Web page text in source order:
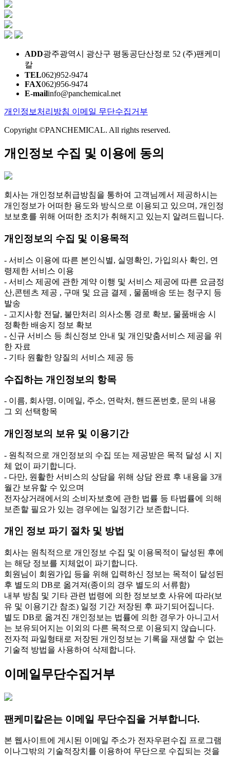
ADD광주광역시 광산구 평동공단산정로 52 (주)팬케미
칼
TEL062)952-9474
FAX062)956-9474
E-mailinfo@panchemical.net
개인정보처리방침 이메일 무단수집거부
Copyright ©PANCHEMICAL. All rights reserved.
개인정보 수집 및 이용에 동의
회사는 개인정보취급방침을 통하여 고객님께서 제공하시는
개인정보가 어떠한 용도와 방식으로 이용되고 있으며, 개인정
보보호를 위해 어떠한 조치가 취해지고 있는지 알려드립니다.
개인정보의 수집 및 이용목적
- 서비스 이용에 따른 본인식별, 실명확인, 가입의사 확인, 연
령제한 서비스 이용
- 서비스 제공에 관한 계약 이행 및 서비스 제공에 따른 요금정
산,콘텐츠 제공 , 구매 및 요금 결제 , 물품배송 또는 청구지 등
발송
- 고지사항 전달, 불만처리 의사소통 경로 확보, 물품배송 시
정확한 배송지 정보 확보
- 신규 서비스 등 최신정보 안내 및 개인맞춤서비스 제공을 위
한 자료
- 기타 원활한 양질의 서비스 제공 등
수집하는 개인정보의 항목
- 이름, 회사명, 이메일, 주소, 연락처, 핸드폰번호, 문의 내용
그 외 선택항목
개인정보의 보유 및 이용기간
- 원칙적으로 개인정보의 수집 또는 제공받은 목적 달성 시 지
체 없이 파기합니다.
- 다만, 원활한 서비스의 상담을 위해 상담 완료 후 내용을 3개
월간 보유할 수 있으며
전자상거래에서의 소비자보호에 관한 법률 등 타법률에 의해
보존할 필요가 있는 경우에는 일정기간 보존합니다.
개인 정보 파기 절차 및 방법
회사는 원칙적으로 개인정보 수집 및 이용목적이 달성된 후에
는 해당 정보를 지체없이 파기합니다.
회원님이 회원가입 등을 위해 입력하신 정보는 목적이 달성된
후 별도의 DB로 옮겨져(종이의 경우 별도의 서류함)
내부 방침 및 기타 관련 법령에 의한 정보보호 사유에 따라(보
유 및 이용기간 참조) 일정 기간 저장된 후 파기되어집니다.
별도 DB로 옮겨진 개인정보는 법률에 의한 경우가 아니고서
는 보유되어지는 이외의 다른 목적으로 이용되지 않습니다.
전자적 파일형태로 저장된 개인정보는 기록을 재생할 수 없는
기술적 방법을 사용하여 삭제합니다.
이메일무단수집거부
팬케미칼은는 이메일 무단수집을 거부합니다.
본 웹사이트에 게시된 이메일 주소가 전자우편수집 프로그램
이나그밖의 기술적장치를 이용하여 무단으로 수집되는 것을